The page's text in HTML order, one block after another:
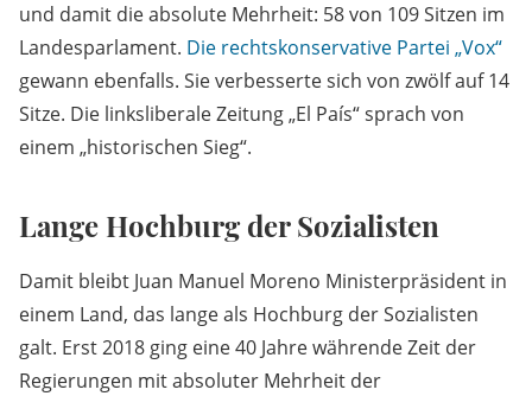
und damit die absolute Mehrheit: 58 von 109 Sitzen im
Landesparlament. Die rechtskonservative Partei „Vox“
gewann ebenfalls. Sie verbesserte sich von zwölf auf 14
Sitze. Die linksliberale Zeitung „El País“ sprach von
einem „historischen Sieg“.
Lange Hochburg der Sozialisten
Damit bleibt Juan Manuel Moreno Ministerpräsident in
einem Land, das lange als Hochburg der Sozialisten
galt. Erst 2018 ging eine 40 Jahre währende Zeit der
Regierungen mit absoluter Mehrheit der